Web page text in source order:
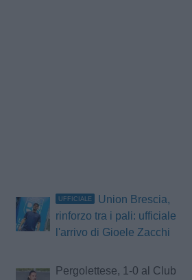
UFFICIALE
Union Brescia,
rinforzo tra i pali: ufficiale
l'arrivo di Gioele Zacchi
Pergolettese, 1-0 al Club